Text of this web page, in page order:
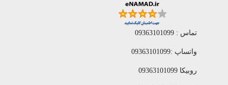
تماس : 09363101099
واتساپ :09363101099
روبیکا 09363101099